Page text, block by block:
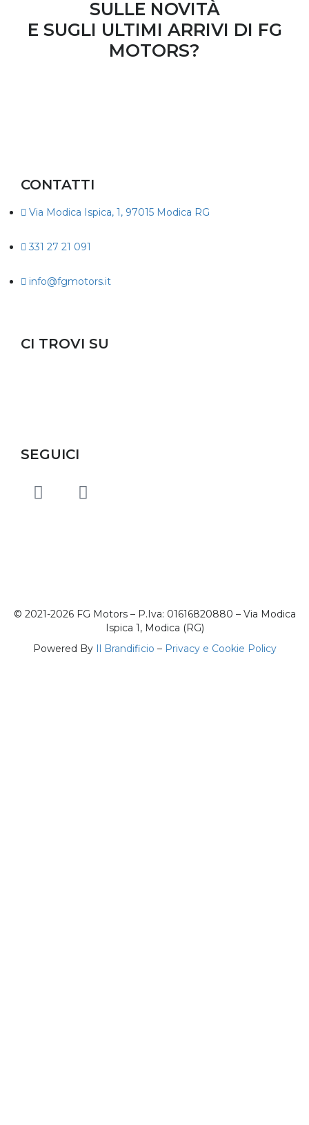
SULLE NOVITÀ
E SUGLI ULTIMI ARRIVI DI FG
MOTORS?
CONTATTI
Via Modica Ispica, 1, 97015 Modica RG
331 27 21 091
info@fgmotors.it
CI TROVI SU
SEGUICI
© 2021-2026 FG Motors – P.Iva: 01616820880 – Via Modica
Ispica 1, Modica (RG)
Powered By
Il Brandificio – Privacy e Cookie Policy